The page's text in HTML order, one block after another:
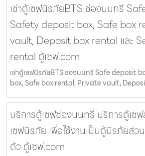
เช่าตู้เซฟนิรภัยBTS ช่องนนทรี
Safety deposit box, Safe box
vault, Deposit box rental และ
rental ตู้เซฟ.com
เช่าตู้เซฟนิรภัยBTS ช่องนนทรี Safe deposit
box, Safe box rental, Private vault,
บริการตู้เซฟช่องนนทรี บริการตู้เซฟ
เซฟนิรภัย เพื่อใช้งานเป็นตู้นิรภัยส่ว
ตัว ตู้เซฟ.com